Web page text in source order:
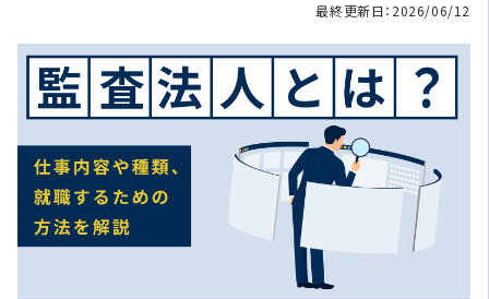
最終更新日：2026/06/12